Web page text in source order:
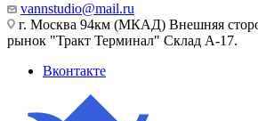
vannstudio@mail.ru
г. Москва 94км (МКАД) Внешняя
рынок "Тракт Терминал" Склад А-17.
Вконтакте